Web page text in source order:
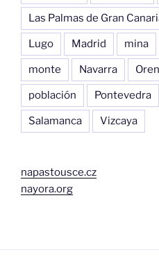
Las Palmas de Gran
Lugo Madrid mina
monte Navarra
población Pontevedra
Salamanca Vizcaya
napastousce.cz
nayora.org